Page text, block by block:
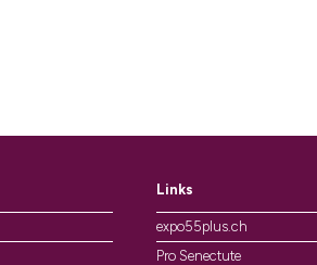
Links
expo55plus.ch
Pro Senectute